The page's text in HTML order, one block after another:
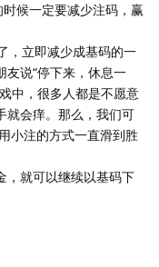
候一定要减少注码，赢
，立即减少成基码的一
友说“停下来，休息一
中，很多人都是不愿意
就会痒。那么，我们可
小注的方式一直滑到胜
，就可以继续以基码下